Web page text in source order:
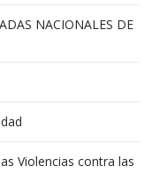
NACIONALES DE
Violencias contra las